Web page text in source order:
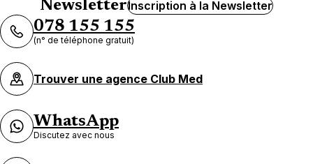
NewsletterInscription à la Newsletter
078 155 155
(n° de téléphone gratuit)
Trouver une agence Club Med
WhatsApp
Discutez avec nous